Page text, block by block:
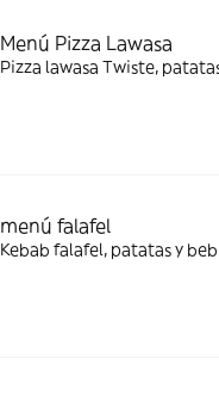
Menú Pizza Lawasa
Pizza lawasa Twiste,
menú falafel
Kebab falafel, patatas y